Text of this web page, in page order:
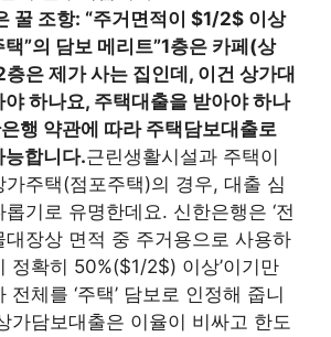
꿀 조항: “주거면적이 $1/2$ 이상
택”의 담보 메리트”1층은 카페(상
은 제가 사는 집인데, 이건 상가대
야 하나요, 주택대출을 받아야 하나
행 약관에 따라 주택담보대출로
능합니다.근린생활시설과 주택이
가주택(점포주택)의 경우, 대출 심
기로 유명한데요. 신한은행은 ‘전
대장상 면적 중 주거용으로 사용하
정확히 50%($1/2$) 이상’이기만
전체를 ‘주택’ 담보로 인정해 줍니
가담보대출은 이율이 비싸고 한도